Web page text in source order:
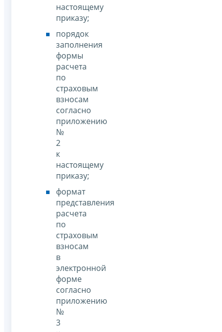
настоящему
приказу;
порядок
заполнения
формы
расчета
по
страховым
взносам
согласно
приложению
№
2
к
настоящему
приказу;
формат
представления
расчета
по
страховым
взносам
в
электронной
форме
согласно
приложению
№
3